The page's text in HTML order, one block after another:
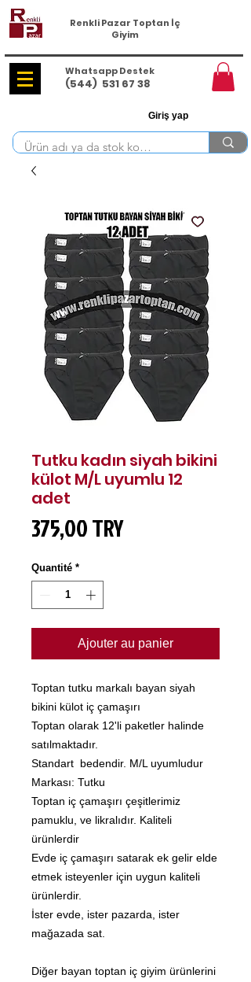
Renkli Pazar Toptan İç
Giyim
Whatsapp Destek
(544) 531 67 38
Giriş yap
Tutku kadın siyah bikini
külot M/L uyumlu 12
adet
375,00 TRYPrix
Quantité *
Ajouter au panier
Toptan tutku markalı bayan siyah
bikini külot iç çamaşırı
Toptan olarak 12'li paketler halinde
satılmaktadır.
Standart bedendir. M/L uyumludur
Markası: Tutku
Toptan iç çamaşırı çeşitlerimiz
pamuklu, ve likralıdır. Kaliteli
ürünlerdir
Evde iç çamaşırı satarak ek gelir elde
etmek isteyenler için uygun kaliteli
ürünlerdir.
İster evde, ister pazarda, ister
mağazada sat.
Diğer bayan toptan iç giyim ürünlerini